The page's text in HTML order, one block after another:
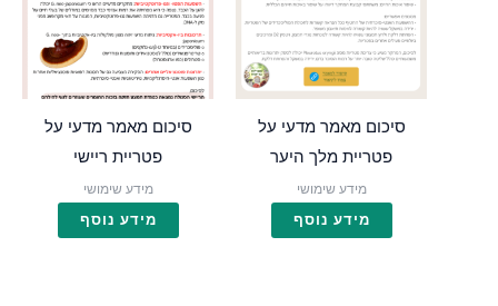
סיכום מאמר מדעי על
פטריית מלך היער
מידע שימושי
מידע נוסף
סיכום מאמר מדעי על
פטריית ריישי
מידע שימושי
מידע נוסף